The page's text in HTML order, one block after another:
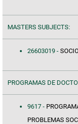
MASTERS SUBJECTS:
26603019 -
PROGRAMAS DE
9617 -
PROBLEMAS